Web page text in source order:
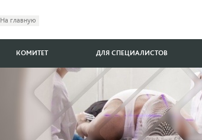
На главную
КОМИТЕТ ДЛЯ СПЕЦИАЛИСТОВ